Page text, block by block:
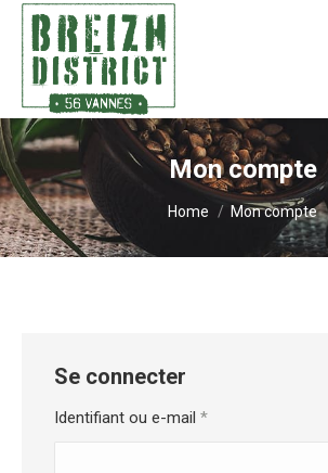
Mon compte
You are here:
Home Mon compte
Se connecter
Identifiant ou e-mail *Obligatoire